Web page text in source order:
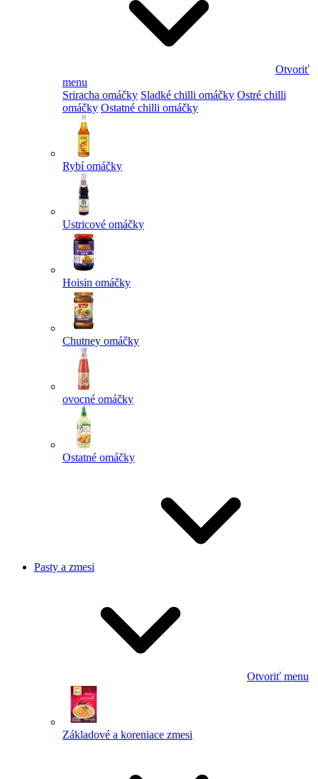
Otvoriť
menu
Sriracha omáčky Sladké chilli omáčky Ostré chilli
omáčky Ostatné chilli omáčky
Rybí omáčky
Ustricové omáčky
Hoisin omáčky
Chutney omáčky
ovocné omáčky
Ostatné omáčky
Pasty a zmesi
Otvoriť menu
Základové a koreniace zmesi